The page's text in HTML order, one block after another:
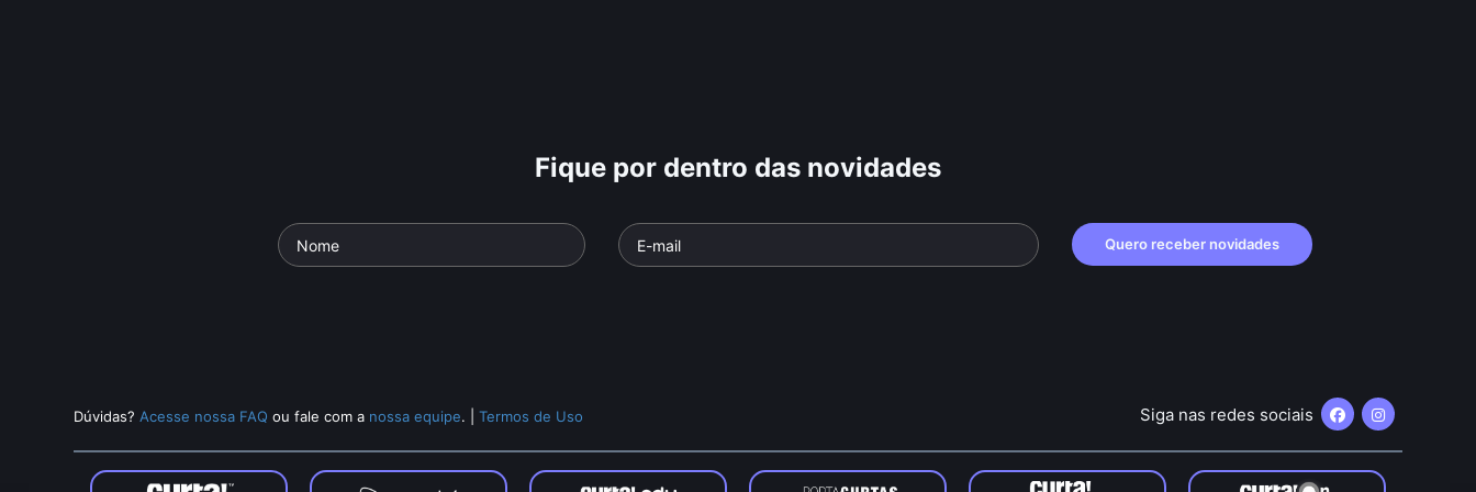
Fique por dentro das novidades
Quero receber novidades
Dúvidas? Acesse nossa FAQ ou fale com a nossa equipe. |Termos de Uso Siga nas redes sociais